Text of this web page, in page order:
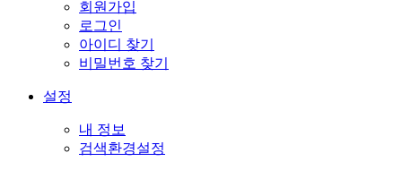
회원가입
로그인
아이디 찾기
비밀번호 찾기
설정
내 정보
검색환경설정